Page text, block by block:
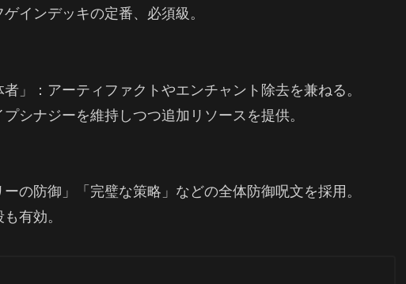
インデッキの定番、必須級。
」：アーティファクトやエンチャント除去を兼ねる。
シナジーを維持しつつ追加リソースを提供。
の防御」「完璧な策略」などの全体防御呪文を採用。
有効。